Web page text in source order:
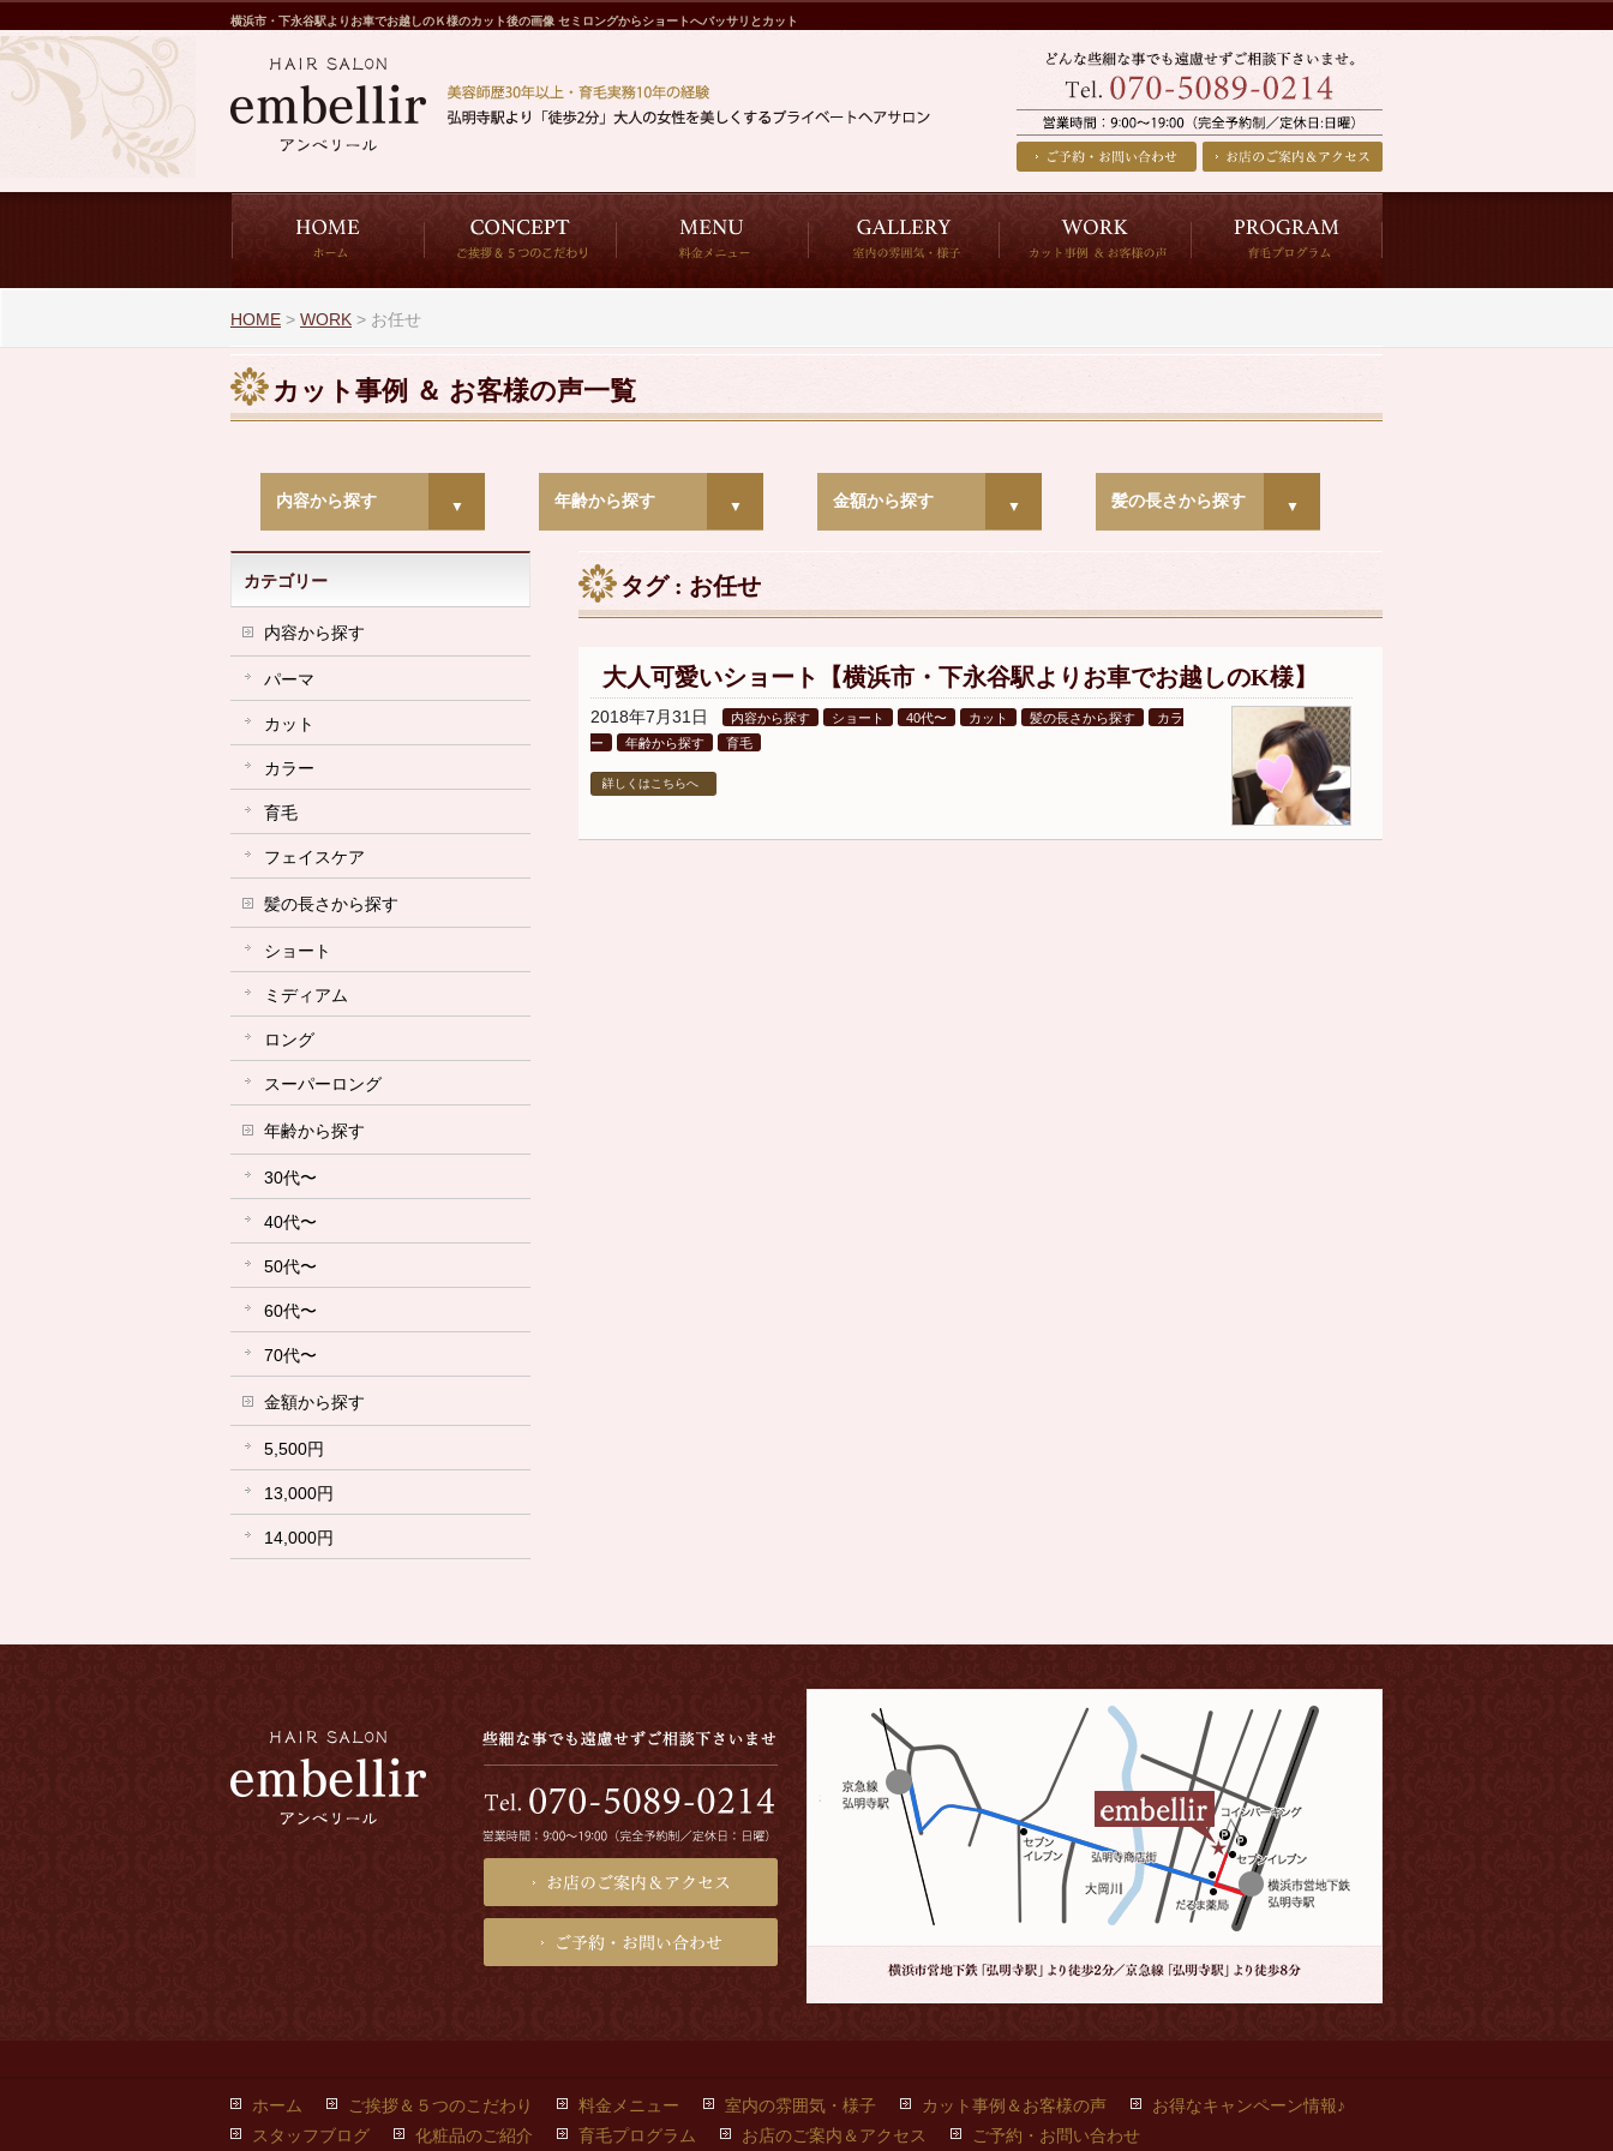
横浜市・下永谷駅よりお車でお越しのＫ様のカット後の画像 セミロングからショートへバッサリとカット
HOME > WORK > お任せ
カット事例 ＆ お客様の声一覧
内容から探す ▼ 年齢から探す ▼ 金額から探す ▼ 髪の長さから探す ▼
タグ : お任せ
大人可愛いショート【横浜市・下永谷駅よりお車でお越しのK様】
2018年7月31日 内容から探す ショート 40代〜 カット 髪の長さから探す
カラ
ー
年齢から探す 育毛
詳しくはこちらへ
カテゴリー
内容から探す
パーマ
カット
カラー
育毛
フェイスケア
髪の長さから探す
ショート
ミディアム
ロング
スーパーロング
年齢から探す
30代〜
40代〜
50代〜
60代〜
70代〜
金額から探す
5,500円
13,000円
14,000円
ホーム ご挨拶＆５つのこだわり 料金メニュー 室内の雰囲気・様子 カット事例＆お客様の声
お得なキャンペーン情報♪
スタッフブログ
化粧品のご紹介 育毛プログラム お店のご案内＆アクセス ご予約・お問い合わせ